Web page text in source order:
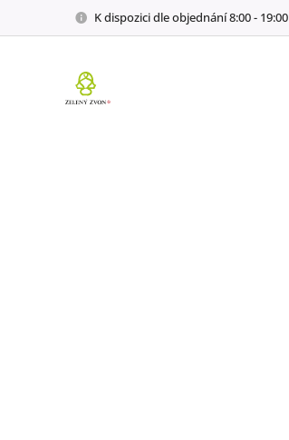
K dispozici dle objednání 8:00 - 19:00